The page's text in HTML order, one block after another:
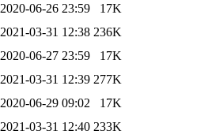
2020-06-26 23:59
17K
2021-03-31 12:38 236K
2020-06-27 23:59
17K
2021-03-31 12:39 277K
2020-06-29 09:02
17K
2021-03-31 12:40 233K